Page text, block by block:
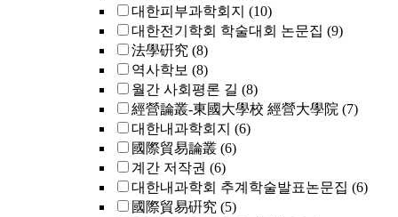
대한피부과학회지 (10)
대한전기학회 학술대회 논문집 (9)
法學硏究 (8)
역사학보 (8)
월간 사회평론 길 (8)
經營論叢-東國大學校 經營大學院 (7)
대한내과학회지 (6)
國際貿易論叢 (6)
계간 저작권 (6)
대한내과학회 추계학술발표논문집 (6)
國際貿易硏究 (5)